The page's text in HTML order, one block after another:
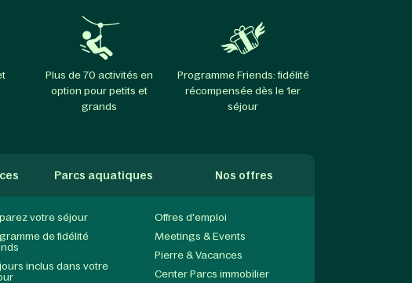
Plus de 70 activités en
option pour petits et
grands
Programme Friends: fidélité
récompensée dès le 1er
séjour
Parcs aquatiques Nos offres
votre séjour
de fidélité
inclus dans votre
Offres d'emploi
Meetings & Events
Pierre & Vacances
Center Parcs immobilier